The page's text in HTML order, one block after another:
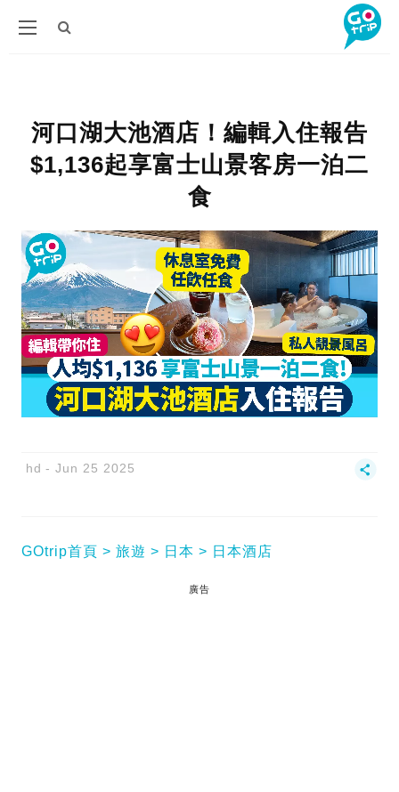
河口湖大池酒店！編輯入住報告
$1,136起享富士山景客房一泊二
食
hd Jun 25 2025
GOtrip首頁 旅遊 日本 日本酒店
廣告